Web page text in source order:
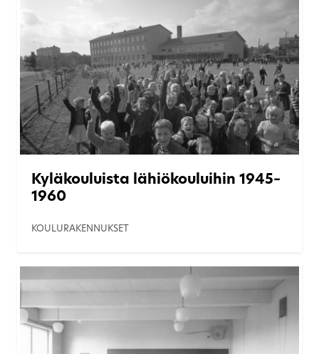
Kyläkouluista lähiökouluihin 1945–
1960
KOULURAKENNUKSET